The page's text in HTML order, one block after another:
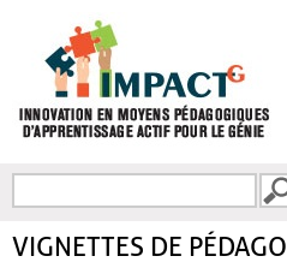
FORMULAIRE DE
VIGNETTES DE